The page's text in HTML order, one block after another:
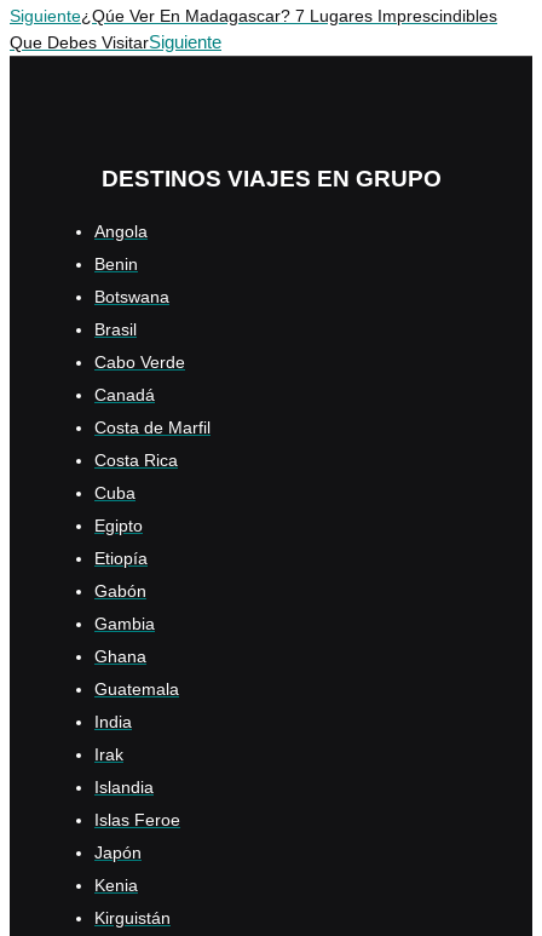
Siguiente¿Qúe Ver En Madagascar? 7 Lugares Imprescindibles
Que Debes VisitarSiguiente
DESTINOS VIAJES EN GRUPO
Angola
Benin
Botswana
Brasil
Cabo Verde
Canadá
Costa de Marfil
Costa Rica
Cuba
Egipto
Etiopía
Gabón
Gambia
Ghana
Guatemala
India
Irak
Islandia
Islas Feroe
Japón
Kenia
Kirguistán